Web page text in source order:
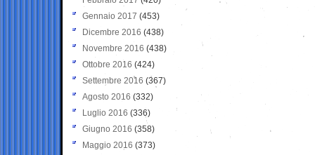
Gennaio 2017 (453)
Dicembre 2016 (438)
Novembre 2016 (438)
Ottobre 2016 (424)
Settembre 2016 (367)
Agosto 2016 (332)
Luglio 2016 (336)
Giugno 2016 (358)
Maggio 2016 (373)